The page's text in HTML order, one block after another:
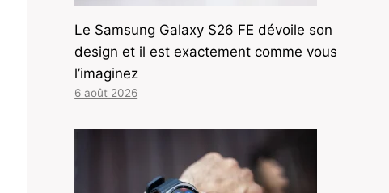
Le Samsung Galaxy S26 FE dévoile son
design et il est exactement comme vous
l’imaginez
6 août 2026